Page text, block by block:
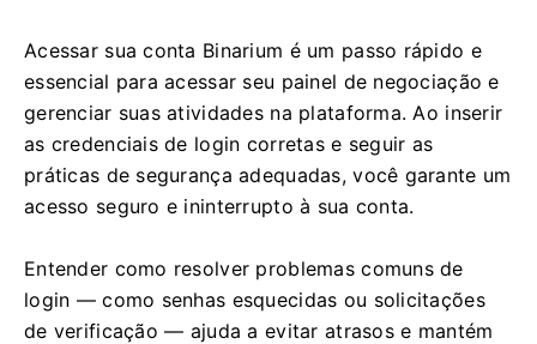
Acessar sua conta Binarium é um passo rápido e
essencial para acessar seu painel de negociação e
gerenciar suas atividades na plataforma. Ao inserir
as credenciais de login corretas e seguir as
práticas de segurança adequadas, você garante um
acesso seguro e ininterrupto à sua conta.
Entender como resolver problemas comuns de
login — como senhas esquecidas ou solicitações
de verificação — ajuda a evitar atrasos e mantém